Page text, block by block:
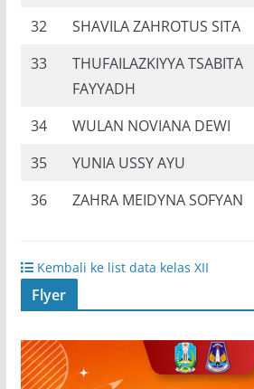
32 SHAVILA ZAHROTUS SITA
33
THUFAILAZKIYYA TSABITA
FAYYADH
34 WULAN NOVIANA DEWI
35
YUNIA USSY AYU
36
ZAHRA MEIDYNA SOFYAN
Kembali ke list data kelas XII
Flyer